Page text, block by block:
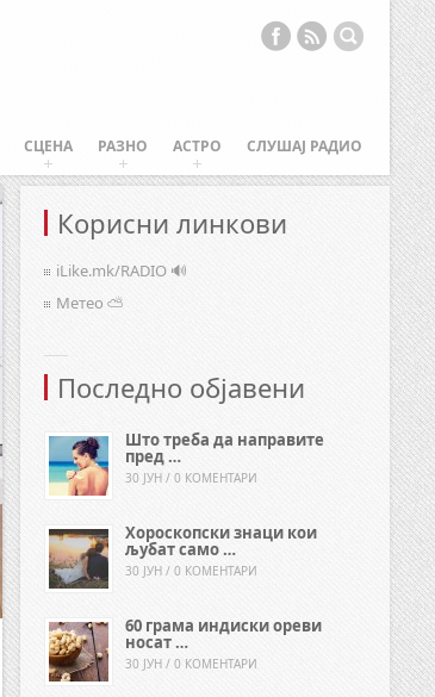
СЦЕНА РАЗНО АСТРО СЛУШАЈ РАДИО
Корисни линкови
iLike.mk/RADIO 🔊
Метео ⛅
Последно објавени
Што треба да направите
пред …
30 ЈУН / 0 КОМЕНТАРИ
Хороскопски знаци кои
љубат само …
30 ЈУН / 0 КОМЕНТАРИ
60 грама индиски ореви
носат …
30 ЈУН / 0 КОМЕНТАРИ